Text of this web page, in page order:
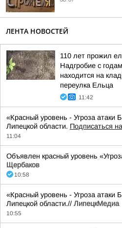
ЛЕНТА НОВОСТЕЙ
110 лет прожил
Надгробие с
находится на
переулка Ельца
11:42
«Красный уровень - Угроза атаки
Липецкой области. Подписаться
11:04
Объявлен красный уровень
Щербаков
10:58
«Красный уровень - Угроза атаки
Липецкой области.// ЛипецкМедиа
10:55